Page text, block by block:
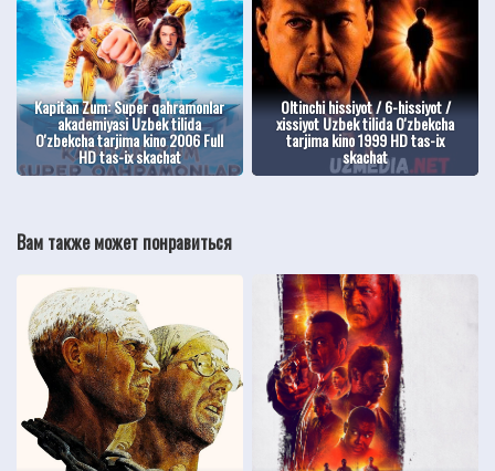
Kapitan Zum: Super qahramonlar
akademiyasi Uzbek tilida
O'zbekcha tarjima kino 2006 Full
HD tas-ix skachat
Oltinchi hissiyot / 6-hissiyot /
xissiyot Uzbek tilida O'zbekcha
tarjima kino 1999 HD tas-ix
skachat
Вам также может понравиться